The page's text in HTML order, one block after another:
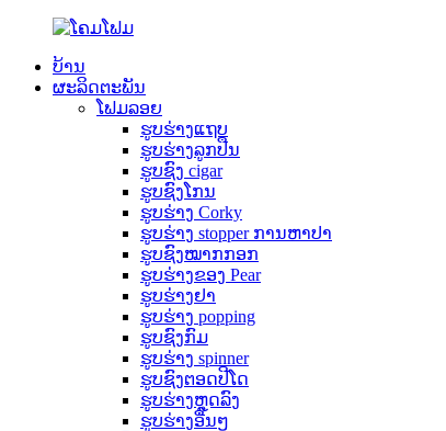
ບ້ານ
ຜະລິດຕະພັນ
ໂຟມລອຍ
ຮູບຮ່າງແຖບ
ຮູບຮ່າງລູກປືນ
ຮູບຊົງ cigar
ຮູບຊົງໂກນ
ຮູບຮ່າງ Corky
ຮູບ​ຮ່າງ stopper ການ​ຫາ​ປາ​
ຮູບຊົງໝາກກອກ
ຮູບ​ຮ່າງ​ຂອງ Pear​
ຮູບຮ່າງຢາ
ຮູບຮ່າງ popping
ຮູບຊົງກົມ
ຮູບຮ່າງ spinner
ຮູບຊົງຕອດປີໂດ
ຮູບຮ່າງຫຼຸດລົງ
ຮູບຮ່າງອື່ນໆ